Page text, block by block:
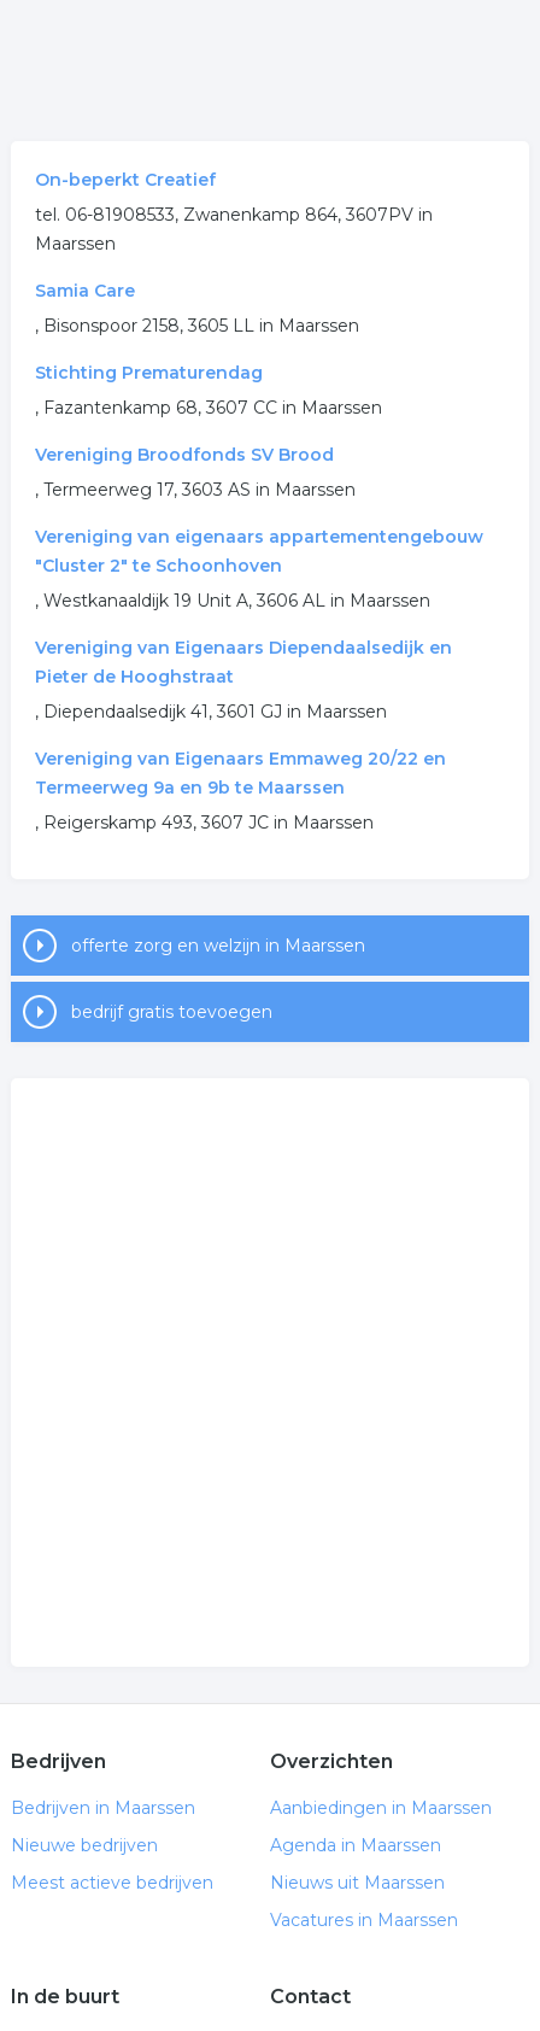
On-beperkt Creatief
tel. 06-81908533, Zwanenkamp 864, 3607PV in
Maarssen
Samia Care
, Bisonspoor 2158, 3605 LL in Maarssen
Stichting Prematurendag
, Fazantenkamp 68, 3607 CC in Maarssen
Vereniging Broodfonds SV Brood
, Termeerweg 17, 3603 AS in Maarssen
Vereniging van eigenaars appartementengebouw
"Cluster 2" te Schoonhoven
, Westkanaaldijk 19 Unit A, 3606 AL in Maarssen
Vereniging van Eigenaars Diependaalsedijk en
Pieter de Hooghstraat
, Diependaalsedijk 41, 3601 GJ in Maarssen
Vereniging van Eigenaars Emmaweg 20/22 en
Termeerweg 9a en 9b te Maarssen
, Reigerskamp 493, 3607 JC in Maarssen
offerte zorg en welzijn in Maarssen
bedrijf gratis toevoegen
Bedrijven
Bedrijven in Maarssen
Nieuwe bedrijven
Meest actieve bedrijven
Overzichten
Aanbiedingen in Maarssen
Agenda in Maarssen
Nieuws uit Maarssen
Vacatures in Maarssen
In de buurt Contact